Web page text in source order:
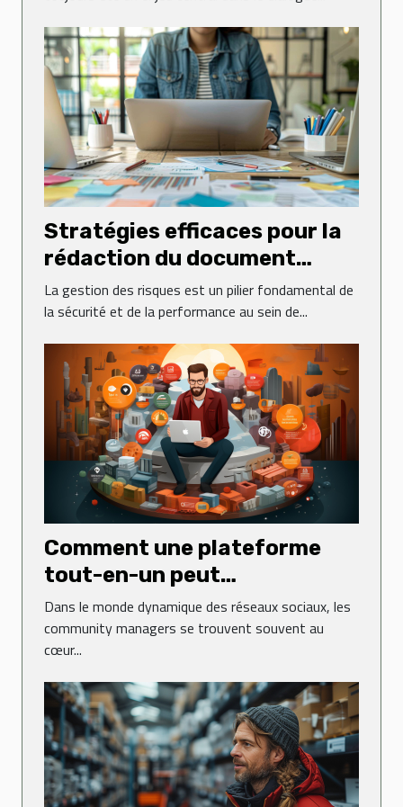
Stratégies efficaces pour la
rédaction du document
d'évaluation des risques
La gestion des risques est un pilier fondamental de
la sécurité et de la performance au sein de...
Comment une plateforme
tout-en-un peut
transformer la gestion des
réseaux sociaux pour les
community managers
Dans le monde dynamique des réseaux sociaux, les
community managers se trouvent souvent au
cœur...